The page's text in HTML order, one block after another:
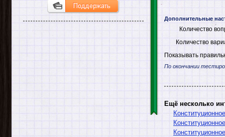
Дополнительные
Количество
Количество
Показывать
По окончании
Ещё несколько